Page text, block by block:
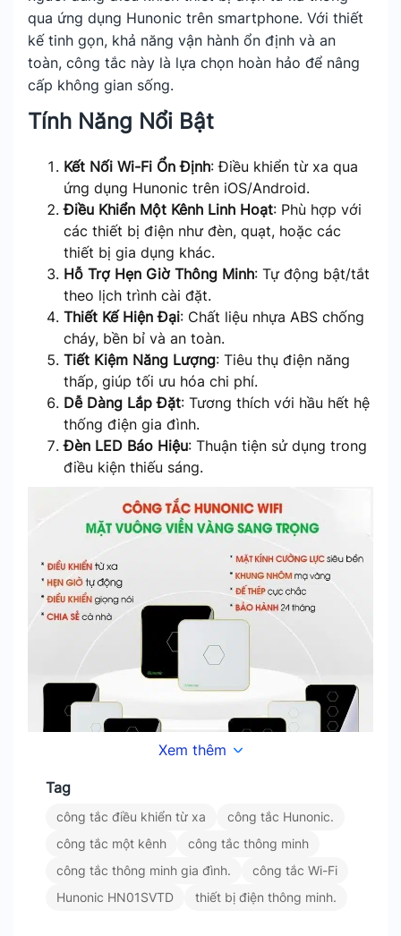
qua ứng dụng Hunonic trên smartphone. Với thiết
kế tinh gọn, khả năng vận hành ổn định và an
toàn, công tắc này là lựa chọn hoàn hảo để nâng
cấp không gian sống.
Tính Năng Nổi Bật
Kết Nối Wi-Fi Ổn Định: Điều khiển từ xa qua
ứng dụng Hunonic trên iOS/Android.
Điều Khiển Một Kênh Linh Hoạt: Phù hợp với
các thiết bị điện như đèn, quạt, hoặc các
thiết bị gia dụng khác.
Hỗ Trợ Hẹn Giờ Thông Minh: Tự động bật/tắt
theo lịch trình cài đặt.
Thiết Kế Hiện Đại: Chất liệu nhựa ABS chống
cháy, bền bỉ và an toàn.
Tiết Kiệm Năng Lượng: Tiêu thụ điện năng
thấp, giúp tối ưu hóa chi phí.
Dễ Dàng Lắp Đặt: Tương thích với hầu hết hệ
thống điện gia đình.
Đèn LED Báo Hiệu: Thuận tiện sử dụng trong
điều kiện thiếu sáng.
Tính Năng Nổi Bật
Ứng Dụng Trong Thực Tế
Xem thêm
Tag
công tắc điều khiển từ xa
công tắc Hunonic.
công tắc một kênh
công tắc thông minh
công tắc thông minh gia đình.
công tắc Wi-Fi
Hunonic HN01SVTD
thiết bị điện thông minh.